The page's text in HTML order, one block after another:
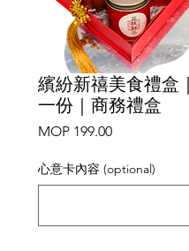
繽紛新禧美食禮盒
一份｜商務禮盒
MOP 199.00Price
心意卡內容 (optional)